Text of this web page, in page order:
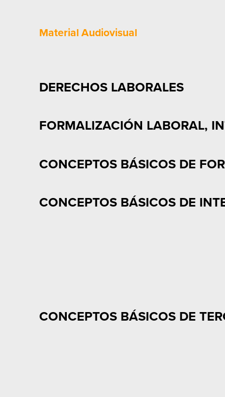
Material Audiovisual
DERECHOS LABORALES
FORMALIZACIÓN LABORAL,
CONCEPTOS BÁSICOS DE
CONCEPTOS BÁSICOS DE
CONCEPTOS BÁSICOS DE